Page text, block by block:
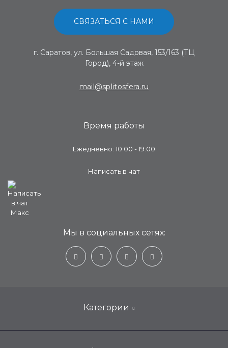
СВЯЗАТЬСЯ С НАМИ
г. Саратов, ул. Большая Садовая, 153/163 (ТЦ
Город), 4-й этаж
mail@splitosfera.ru
Категории
Настенные кондиционеры для дома
Время работы
Ежедневно: 10:00 - 19:00
Написать в чат
Мы в социальных сетях: